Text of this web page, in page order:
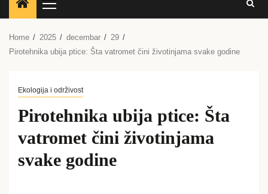
Primary
Menu
Home 2025 decembar
29
Pirotehnika ubija ptice: Šta vatromet čini životinjama svake godine
Ekologija i održivost
Pirotehnika ubija ptice: Šta
vatromet čini životinjama
svake godine